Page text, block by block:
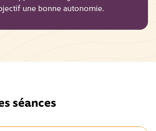
une bonne autonomie.
séances